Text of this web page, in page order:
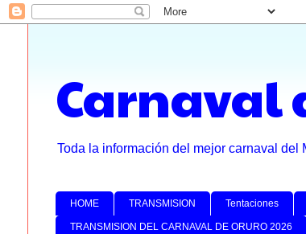
Carnaval
Toda la información del mejor carnaval
HOME TRANSMISION Tentaciones
TRANSMISION DEL CARNAVAL DE ORURO 2026